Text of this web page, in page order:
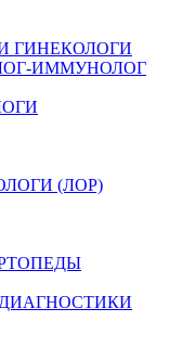
ГИНЕКОЛОГИ
ИММУНОЛОГ
(ЛОР)
ДИАГНОСТИКИ